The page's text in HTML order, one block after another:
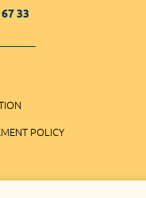
33
POLICY